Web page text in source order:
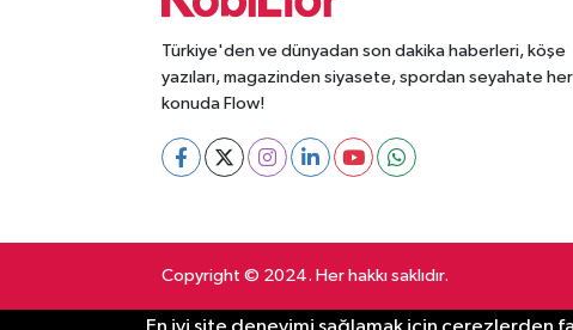
Türkiye'den ve dünyadan son dakika haberleri, köşe
yazıları, magazinden siyasete, spordan seyahate her
konuda Flow!
Copyright © 2024. Her hakkı saklıdır.